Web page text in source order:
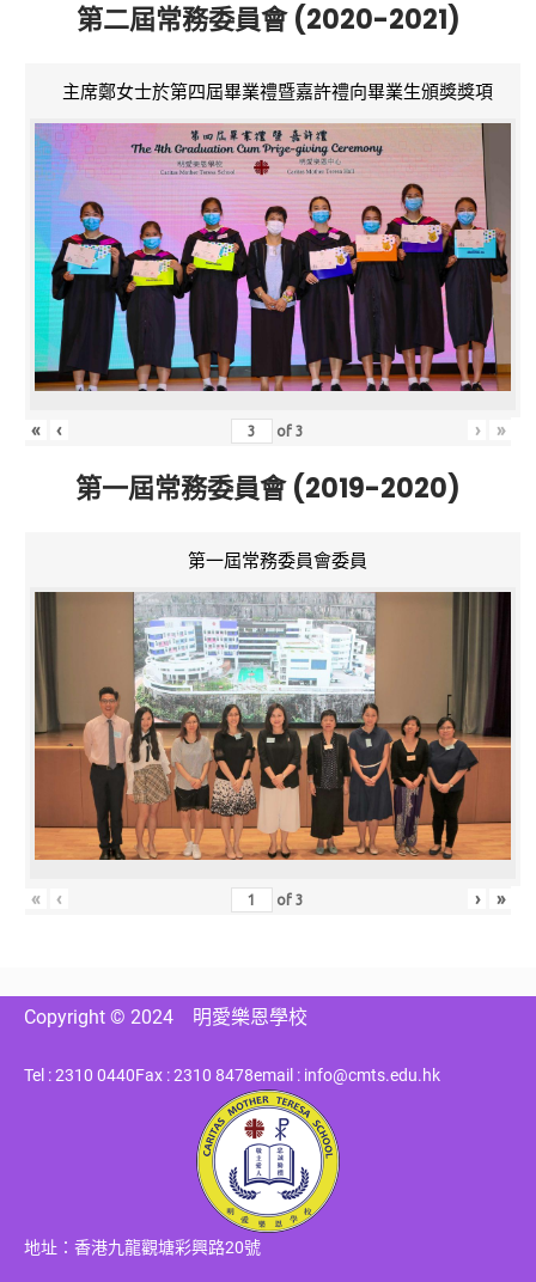
第二屆常務委員會 (2020-2021)
主席鄭女士於第四屆畢業禮暨嘉許禮向畢業生頒獎獎項
« ‹ of3 › »
第一屆常務委員會 (2019-2020)
第一屆常務委員會委員
« ‹ of3 › »
Copyright © 2024 明愛樂恩學校
Tel : 2310 0440Fax : 2310 8478email : info@cmts.edu.hk
地址：香港九龍觀塘彩興路20號